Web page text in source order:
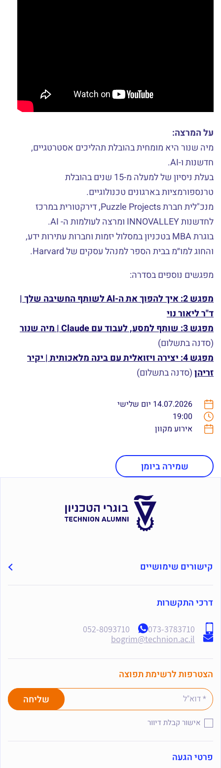
על המרצה:
מיה שנור היא מומחית בהובלת תהליכים אסטרטגיים,
חדשנות ו-AI.
בעלת ניסיון של למעלה מ-15 שנים בהובלת
טרנספורמציות בארגונים טכנולוגיים.
מנכ"לית חברת Puzzle Projects, דירקטורית במרכז
לחדשנות INNOVALLEY ומרצה לעולמות ה- AI.
בוגרת MBA בטכניון במסלול יזמות וחברות עתירות ידע,
והחוג למו״מ בבית הספר למנהל עסקים של Harvard.
מפגשים נוספים בסדרה:
מפגש 2: איך להפוך את ה-AI לשותף החשיבה שלך |
ד"ר ליאור נוי
מפגש 3: שותף למסע, לעבוד עם Claude | מיה שנור
(סדנה בתשלום)
מפגש 4: יצירה ויזואלית עם בינה מלאכותית | יקיר
זריהן(סדנה בתשלום)
14.07.2026 יום שלישי
19:00
אירוע מקוון
שמירה ביומן
קישורים שימושיים
פרטי הגעה
דרכי התקשרות
073-3783710
052-8093710
bogrim@technion.ac.il
הצטרפות לרשימת תפוצה
אישור קבלת דיוור